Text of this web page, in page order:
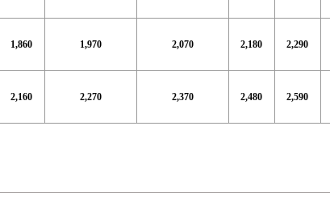
1,860 1,970 2,070 2,180 2,290
2,160 2,270 2,370 2,480 2,590